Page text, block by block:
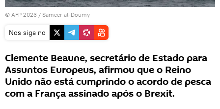
© AFP 2023 / Sameer al-Doumy
Nos siga no
Clemente Beaune, secretário de Estado para
Assuntos Europeus, afirmou que o Reino
Unido não está cumprindo o acordo de pesca
com a França assinado após o Brexit.